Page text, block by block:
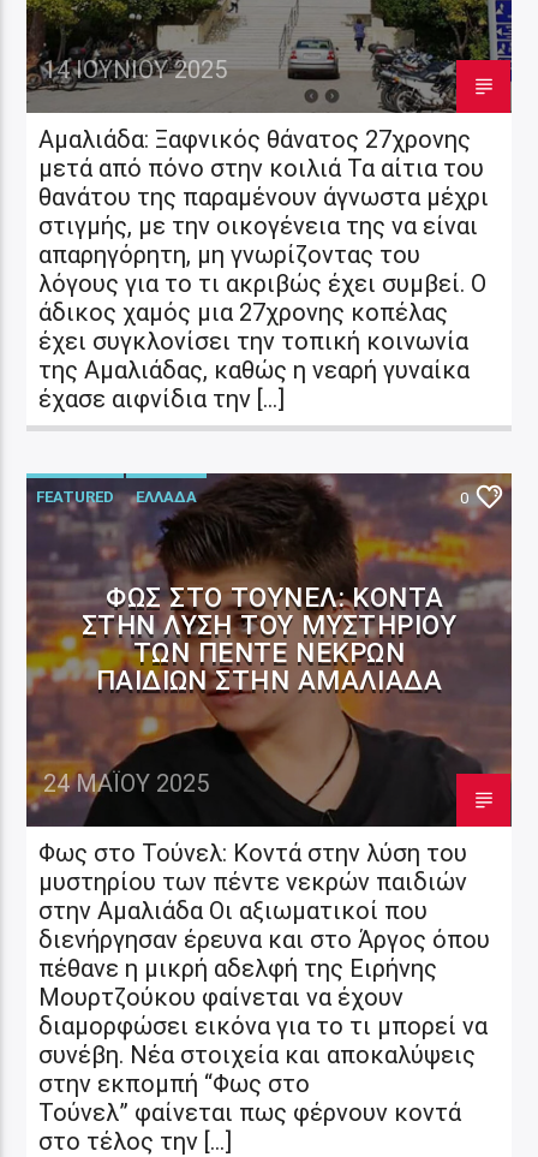
14 ΙΟΥΝΊΟΥ 2025
Αμαλιάδα: Ξαφνικός θάνατος 27χρονης
μετά από πόνο στην κοιλιά Τα αίτια του
θανάτου της παραμένουν άγνωστα μέχρι
στιγμής, με την οικογένεια της να είναι
απαρηγόρητη, μη γνωρίζοντας του
λόγους για το τι ακριβώς έχει συμβεί. Ο
άδικος χαμός μια 27χρονης κοπέλας
έχει συγκλονίσει την τοπική κοινωνία
της Αμαλιάδας, καθώς η νεαρή γυναίκα
έχασε αιφνίδια την […]
FEATURED ΕΛΛΑΔΑ 0
ΦΩΣ ΣΤΟ ΤΟΎΝΕΛ: ΚΟΝΤΆ
ΣΤΗΝ ΛΎΣΗ ΤΟΥ ΜΥΣΤΗΡΊΟΥ
ΤΩΝ ΠΈΝΤΕ ΝΕΚΡΏΝ
ΠΑΙΔΙΏΝ ΣΤΗΝ ΑΜΑΛΙΆΔΑ
24 ΜΑΪ́ΟΥ 2025
Φως στο Τούνελ: Κοντά στην λύση του
μυστηρίου των πέντε νεκρών παιδιών
στην Αμαλιάδα Οι αξιωματικοί που
διενήργησαν έρευνα και στο Άργος όπου
πέθανε η μικρή αδελφή της Ειρήνης
Μουρτζούκου φαίνεται να έχουν
διαμορφώσει εικόνα για το τι μπορεί να
συνέβη. Νέα στοιχεία και αποκαλύψεις
στην εκπομπή “Φως στο
Τούνελ” φαίνεται πως φέρνουν κοντά
στο τέλος την […]